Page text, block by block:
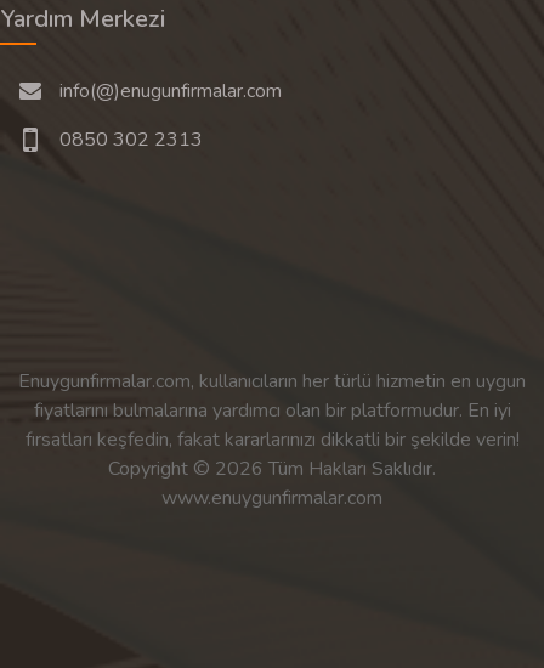
Yardım Merkezi
info(@)enugunfirmalar.com
0850 302 2313
Enuygunfirmalar.com, kullanıcıların her türlü hizmetin en uygun
fiyatlarını bulmalarına yardımcı olan bir platformudur. En iyi
fırsatları keşfedin, fakat kararlarınızı dikkatli bir şekilde verin!
Copyright © 2026 Tüm Hakları Saklıdır.
www.enuygunfirmalar.com